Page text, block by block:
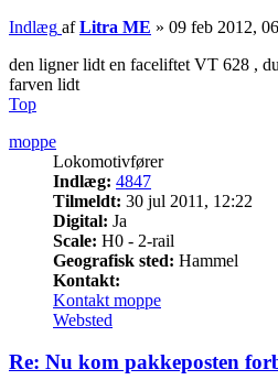
Indlæg afLitra ME » 09 feb 2012,
den ligner lidt en faceliftet VT 628 ,
farven lidt
Top
moppe
Lokomotivfører
Indlæg: 4847
Tilmeldt: 30 jul 2011, 12:22
Digital: Ja
Scale: H0 - 2-rail
Geografisk sted: Hammel
Kontakt:
Kontakt moppe
Websted
Re: Nu kom pakkeposten